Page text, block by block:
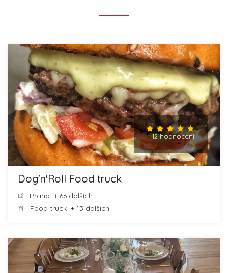
12 hodnocení
Dog'n'Roll Food truck
Praha + 66 dalších
Food truck + 13 dalších